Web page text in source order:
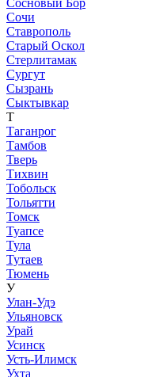
Сочи
Ставрополь
Старый Оскол
Стерлитамак
Сургут
Сызрань
Сыктывкар
Т
Таганрог
Тамбов
Тверь
Тихвин
Тобольск
Тольятти
Томск
Туапсе
Тула
Тутаев
Тюмень
У
Улан-Удэ
Ульяновск
Урай
Усинск
Усть-Илимск
Ухта